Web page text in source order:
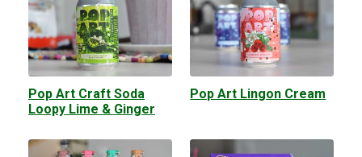
Pop Art Craft Soda
Loopy Lime & Ginger
Pop Art Lingon Cream